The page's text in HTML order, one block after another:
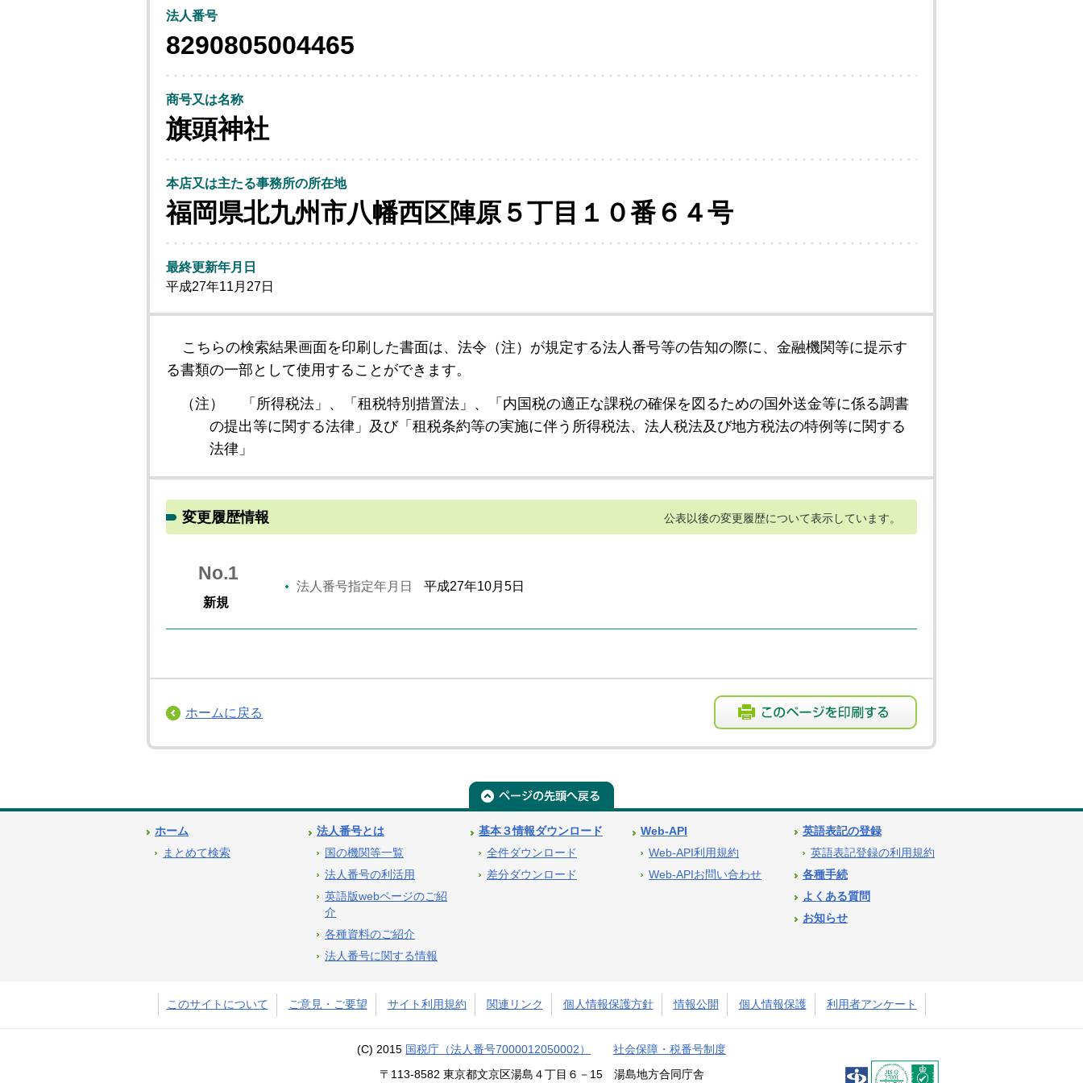
法人番号
8290805004465
商号又は名称
旗頭神社
本店又は主たる事務所の所在地
福岡県北九州市八幡西区陣原５丁目１０番６４号
最終更新年月日
平成27年11月27日
こちらの検索結果画面を印刷した書面は、法令（注）が規定する法人番号等の告知の際に、金融機関等に提示す
る書類の一部として使用することができます。
（注）
「所得税法」、「租税特別措置法」、「内国税の適正な課税の確保を図るための国外送金等に係る調書
の提出等に関する法律」及び「租税条約等の実施に伴う所得税法、法人税法及び地方税法の特例等に関する
法律」
変更履歴情報 公表以後の変更履歴について表示しています。
No.1
新規
法人番号指定年月日 平成27年10月5日
ホームに戻る
ホーム
まとめて検索
法人番号とは
国の機関等一覧
法人番号の利活用
英語版webページのご紹
介
各種資料のご紹介
法人番号に関する情報
基本３情報ダウンロード
全件ダウンロード
差分ダウンロード
Web-API
Web-API利用規約
Web-APIお問い合わせ
英語表記の登録
英語表記登録の利用規約
各種手続
よくある質問
お知らせ
このサイトについて ご意見・ご要望 サイト利用規約 関連リンク 個人情報保護方針 情報公開 個人情報保護 利用者アンケート
(C) 2015 国税庁（法人番号7000012050002） 社会保障・税番号制度
〒113-8582 東京都文京区湯島４丁目６－15 湯島地方合同庁舎